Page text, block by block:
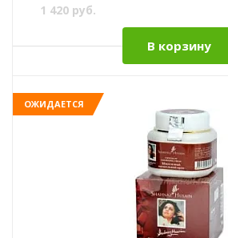
1 420 руб.
В корзину
ОЖИДАЕТСЯ